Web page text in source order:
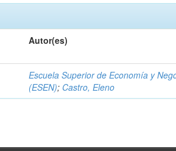
Autor(es)
Escuela Superior de Economía y
(ESEN); Castro, Eleno